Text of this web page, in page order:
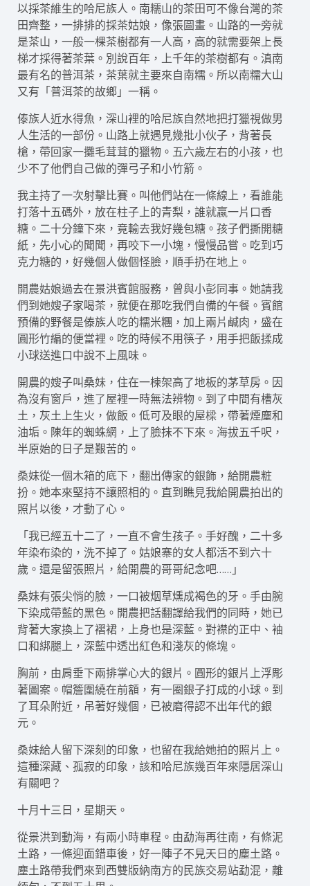
以採茶維生的哈尼族人。南糯山的茶田可不像台灣的茶
田齊整，一排排的採茶姑娘，像張圖畫。山路的一旁就
是茶山，一般一棵茶樹都有一人高，高的就需要架上長
梯才採得著茶葉。別說百年，上千年的茶樹都有。滇南
最有名的普洱茶，茶葉就主要來自南糯。所以南糯大山
又有「普洱茶的故鄉」一稱。
傣族人近水得魚，深山裡的哈尼族自然地把打獵視做男
人生活的一部份。山路上就遇見幾批小伙子，背著長
槍，帶回家一攤毛茸茸的獵物。五六歲左右的小孩，也
少不了他們自己做的彈弓子和小竹箭。
我主持了一次射擊比賽。叫他們站在一條線上，看誰能
打落十五碼外，放在柱子上的青梨，誰就贏一片口香
糖。二十分鐘下來，竟輸去我好幾包糖。孩子們撕開糖
紙，先小心的聞聞，再咬下一小塊，慢慢品嘗。吃到巧
克力糖的，好幾個人做個怪臉，順手扔在地上。
開農姑娘過去在景洪賓館服務，曾與小彭同事。她請我
們到她嫂子家喝茶，就便在那吃我們自備的午餐。賓館
預備的野餐是傣族人吃的糯米糰，加上兩片鹹肉，盛在
圓形竹編的便當裡。吃的時候不用筷子，用手把飯揉成
小球送進口中說不上風味。
開農的嫂子叫桑妹，住在一楝架高了地板的茅草房。因
為沒有窗戶，進了屋裡一時無法辨物。到了中間有槽灰
土，灰土上生火，做飯。低可及眼的屋樑，帶著煙塵和
油垢。陳年的蜘蛛網，上了臉抹不下來。海拔五千呎，
半原始的日子是艱苦的。
桑妹從一個木箱的底下，翻出傳家的銀飾，給開農粧
扮。她本來堅持不讓照相的。直到瞧見我給開農拍出的
照片以後，才動了心。
「我已經五十二了，一直不會生孩子。手好醜，二十多
年染布染的，洗不掉了。姑娘寨的女人都活不到六十
歲。還是留張照片，給開農的哥哥紀念吧……」
桑妹有張尖悄的臉，一口被烟草燻成褐色的牙。手由腕
下染成帶藍的黑色。開農把話翻譯給我們的同時，她已
背著大家換上了褶裙，上身也是深藍。對襟的正中、袖
口和綁腿上，深藍中透出紅色和淺灰的條塊。
胸前，由肩垂下兩排掌心大的銀片。圓形的銀片上浮彫
著圖案。帽簷圍繞在前額，有一圈銀子打成的小球。到
了耳朵附近，吊著好幾個，已被磨得認不出年代的銀
元。
桑妹給人留下深刻的印象，也留在我給她拍的照片上。
這種深藏、孤寂的印象，該和哈尼族幾百年來隱居深山
有關吧？
十月十三日，星期天。
從景洪到動海，有兩小時車程。由勐海再往南，有條泥
土路，一條迎面錯車後，好一陣子不見天日的塵土路。
塵土路帶我們來到西雙版納南方的民族交易站勐混，離